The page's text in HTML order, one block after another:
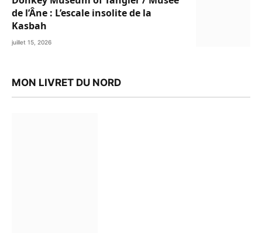
de l’Âne : L’escale insolite de la
Kasbah
juillet 15, 2026
MON LIVRET DU NORD